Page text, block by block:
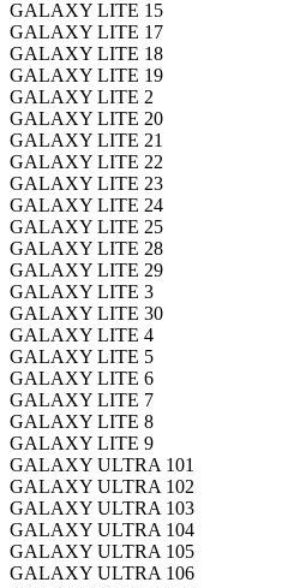
GALAXY LITE 15
GALAXY LITE 17
GALAXY LITE 18
GALAXY LITE 19
GALAXY LITE 2
GALAXY LITE 20
GALAXY LITE 21
GALAXY LITE 22
GALAXY LITE 23
GALAXY LITE 24
GALAXY LITE 25
GALAXY LITE 28
GALAXY LITE 29
GALAXY LITE 3
GALAXY LITE 30
GALAXY LITE 4
GALAXY LITE 5
GALAXY LITE 6
GALAXY LITE 7
GALAXY LITE 8
GALAXY LITE 9
GALAXY ULTRA 101
GALAXY ULTRA 102
GALAXY ULTRA 103
GALAXY ULTRA 104
GALAXY ULTRA 105
GALAXY ULTRA 106